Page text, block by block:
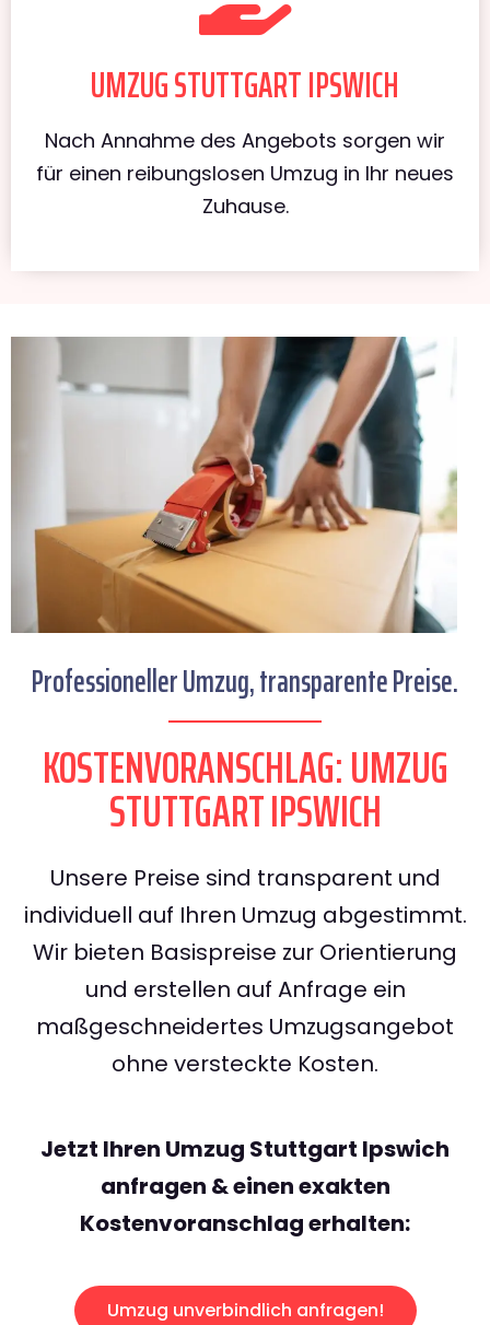
UMZUG STUTTGART IPSWICH
Nach Annahme des Angebots sorgen wir
für einen reibungslosen Umzug in Ihr neues
Zuhause.
Professioneller Umzug, transparente Preise.
KOSTENVORANSCHLAG: UMZUG
STUTTGART IPSWICH
Unsere Preise sind transparent und
individuell auf Ihren Umzug abgestimmt.
Wir bieten Basispreise zur Orientierung
und erstellen auf Anfrage ein
maßgeschneidertes Umzugsangebot
ohne versteckte Kosten.
Jetzt Ihren Umzug Stuttgart Ipswich
anfragen & einen exakten
Kostenvoranschlag erhalten:
Umzug unverbindlich anfragen!